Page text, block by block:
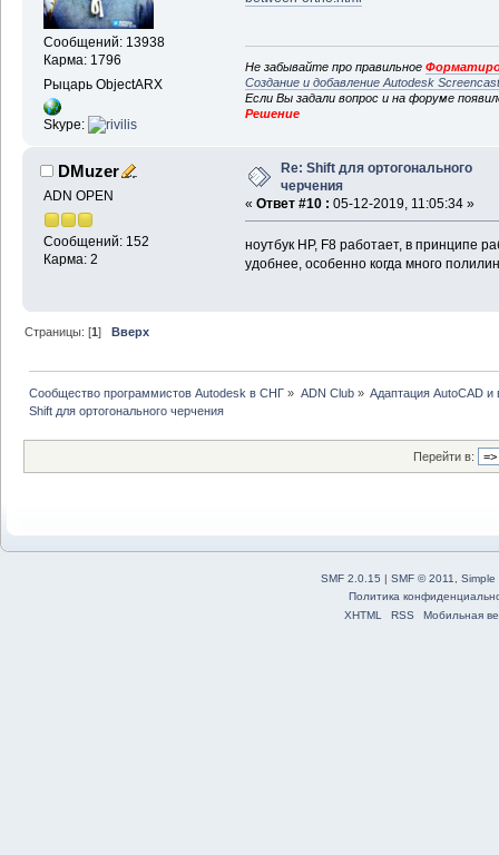
Сообщений: 13938
Карма: 1796
Рыцарь ObjectARX
Skype:
Не забывайте про правильное
Создание и добавление Autodesk
Если Вы задали вопрос и на форуме
Решение
DMuzer
ADN OPEN
Сообщений: 152
Карма: 2
Re: Shift для ортогонального
черчения
« Ответ #10 : 05-12-2019, 11:05:34 »
ноутбук HP, F8 работает, в принципе
удобнее, особенно когда много
Страницы: [1]Вверх
Сообщество программистов Autodesk в СНГ » ADN Club» Адаптация AutoCAD и
Shift для ортогонального черчения
Перейти в:
SMF 2.0.15 | SMF © 2011
Simple
Политика
XHTML
RSS Мобильная